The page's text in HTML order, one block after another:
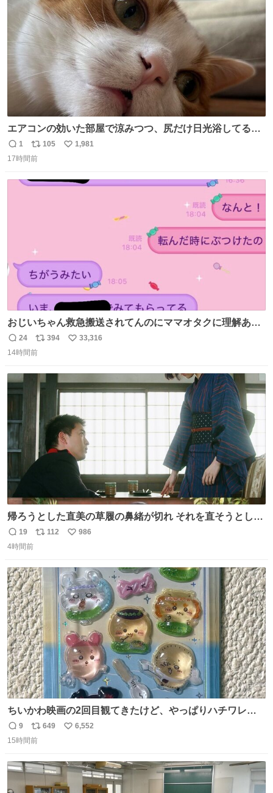
てもらう今日この頃。
数
エアコンの効いた部屋で涼みつつ、尻だけ日光浴してる猫
もはや貴族じゃん！
返
信
1
リ
ポ
ト
105
い
数
1,981
17時間前
おじいちゃん救急搬送されてんのにママオタクに理解あっ
て不謹慎だけどウケる
返
信
24
リ
ポ
ト
数
394
い
数
33,316
14時間前
帰ろうとした直美の草履の鼻緒が切れ それを直そうとした
小川がさらに壊し…… 結果、直美をおんぶして送ることに
なりました。 👇鼻緒はいつも恋のキューピッド？
薫る 上坂樹里 甲斐翔真
返
信
19
リ
ト
数
112
い
数
986
4時間前
ちいかわ映画の2回目観てきたけど、やっぱりハチワレの
「ハモりすごいよッ…」に対するちいかわの「エ゛ッ!?(い
まそんな場合じゃねぇだろお前よぉ)」が面白すぎる。
返
信
9
リ
ポ
ト
649
い
数
6,552
15時間前